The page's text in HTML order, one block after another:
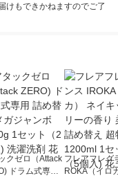
けもできかねますのでご了
クゼロ（Attack
ドラム式専用
フレアフレグ
ROKA（イロ